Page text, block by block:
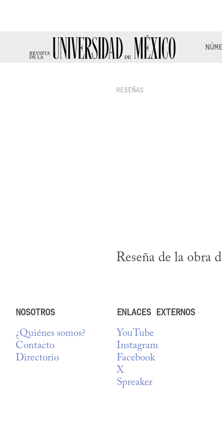
RESEÑAS
Reseña de la obra
NOSOTROS
¿Quiénes somos?
Contacto
Directorio
ENLACES EXTERNOS
YouTube
Instagram
Facebook
X
Spreaker